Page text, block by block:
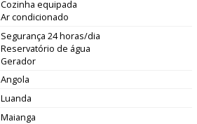
Cozinha equipada
Ar condicionado
Segurança 24 horas/dia
Reservatório de água
Gerador
Angola
Luanda
Maianga